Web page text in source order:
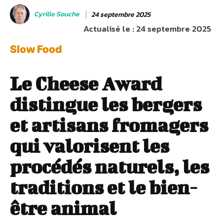
Cyrille Souche 24 septembre 2025
Actualisé le :24 septembre 2025
Slow Food
Le Cheese Award
distingue les bergers
et artisans fromagers
qui valorisent les
procédés naturels, les
traditions et le bien-
être animal